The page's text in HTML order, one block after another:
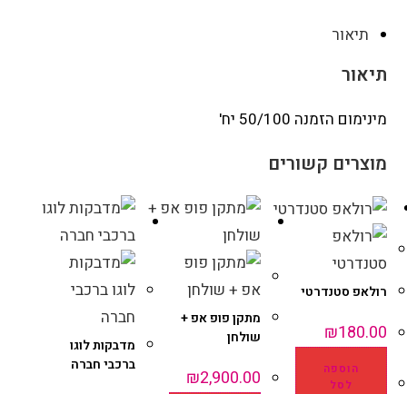
תיאור
תיאור
מינימום הזמנה 50/100 יח'
מוצרים קשורים
רולאפ סטנדרטי
₪180.00
הוספה
לסל
מתקן פופ אפ +
שולחן
₪2,900.00
מדבקות לוגו
ברכבי חברה